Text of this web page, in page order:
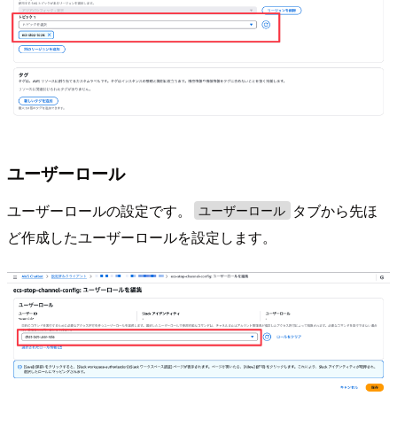
ユーザーロール
ユーザーロールの設定です。 ユーザーロール
タブから先ほ
ど作成したユーザーロールを設定します。